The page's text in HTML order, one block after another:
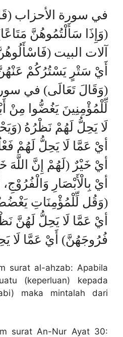
(وَإِذَا سَأَلْتُمُوهُنَّ
آلات البيت
أَيْ سَتْرٍ يَسْتُرُكُمْ
(وَقَالَ تَعَالَى) في
لِّلْمُؤْمِنِينَ يَغُضُّوا مِنْ
لَا يَحِلُّ لَهُمْ نَظْرُهُ
أيْ عَمَّا لَا يَحِلُّ لَهُمْ
أيْ خَيْرٌ (لَهُمْ إِنَّ اللَّهَ
أيْ بِالْأَبْصَارِ
(وَقُل لِّلْمُؤْمِنَاتِ
أيْ عَمَّا لَا يَحِلُّ لَهُنَّ
فُرُوجَهُنَّ) أَيْ عَمَّا لَا
surat al-ahzab: Apabila
(keperluan) kepada
maka mintalah dari
surat An-Nur Ayat 30: